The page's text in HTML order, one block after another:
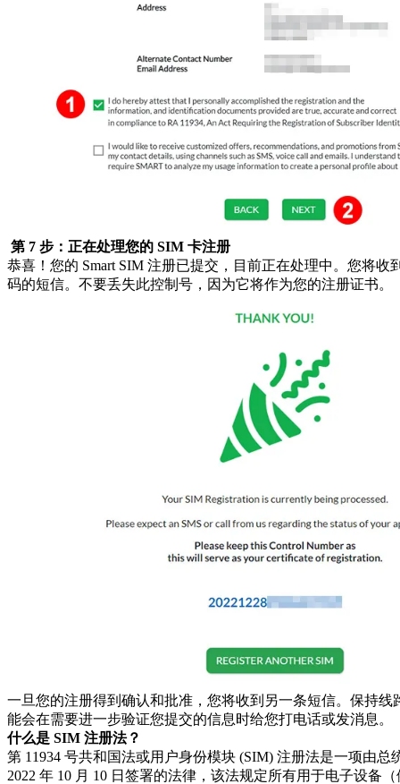
第 7 步：正在处理您的 SIM 卡注册
恭喜！您的 Smart SIM 注册已提交，目前正在处理中。您将收
码的短信。不要丢失此控制号，因为它将作为您的注册证书。
一旦您的注册得到确认和批准，您将收到另一条短信。保持线
能会在需要进一步验证您提交的信息时给您打电话或发消息。
什么是 SIM 注册法？
第 11934 号共和国法或用户身份模块 (SIM) 注册法是一项由总
2022 年 10 月 10 日签署的法律，该法规定所有用于电子设备